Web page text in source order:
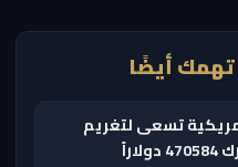
أيضًا
تسعى لتغريم